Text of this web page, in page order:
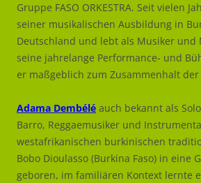
Gruppe FASO ORKESTRA. Seit vielen
seiner musikalischen Ausbildung in
Deutschland und lebt als Musiker und
seine jahrelange Performance- und
er maßgeblich zum Zusammenhalt
Adama Dembélé auch bekannt als
Barro, Reggaemusiker und
westafrikanischen burkinischen
Bobo Dioulasso (Burkina Faso) in eine
geboren, im familiären Kontext lernte